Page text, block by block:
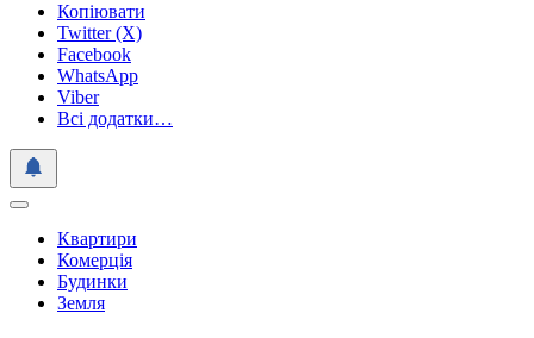
Копіювати
Twitter (X)
Facebook
WhatsApp
Viber
Всі додатки…
Квартири
Комерція
Будинки
Земля